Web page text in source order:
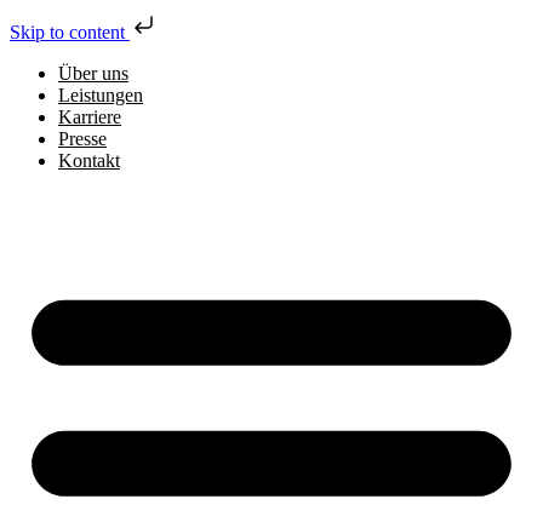
Skip to content
Über uns
Leistungen
Karriere
Presse
Kontakt